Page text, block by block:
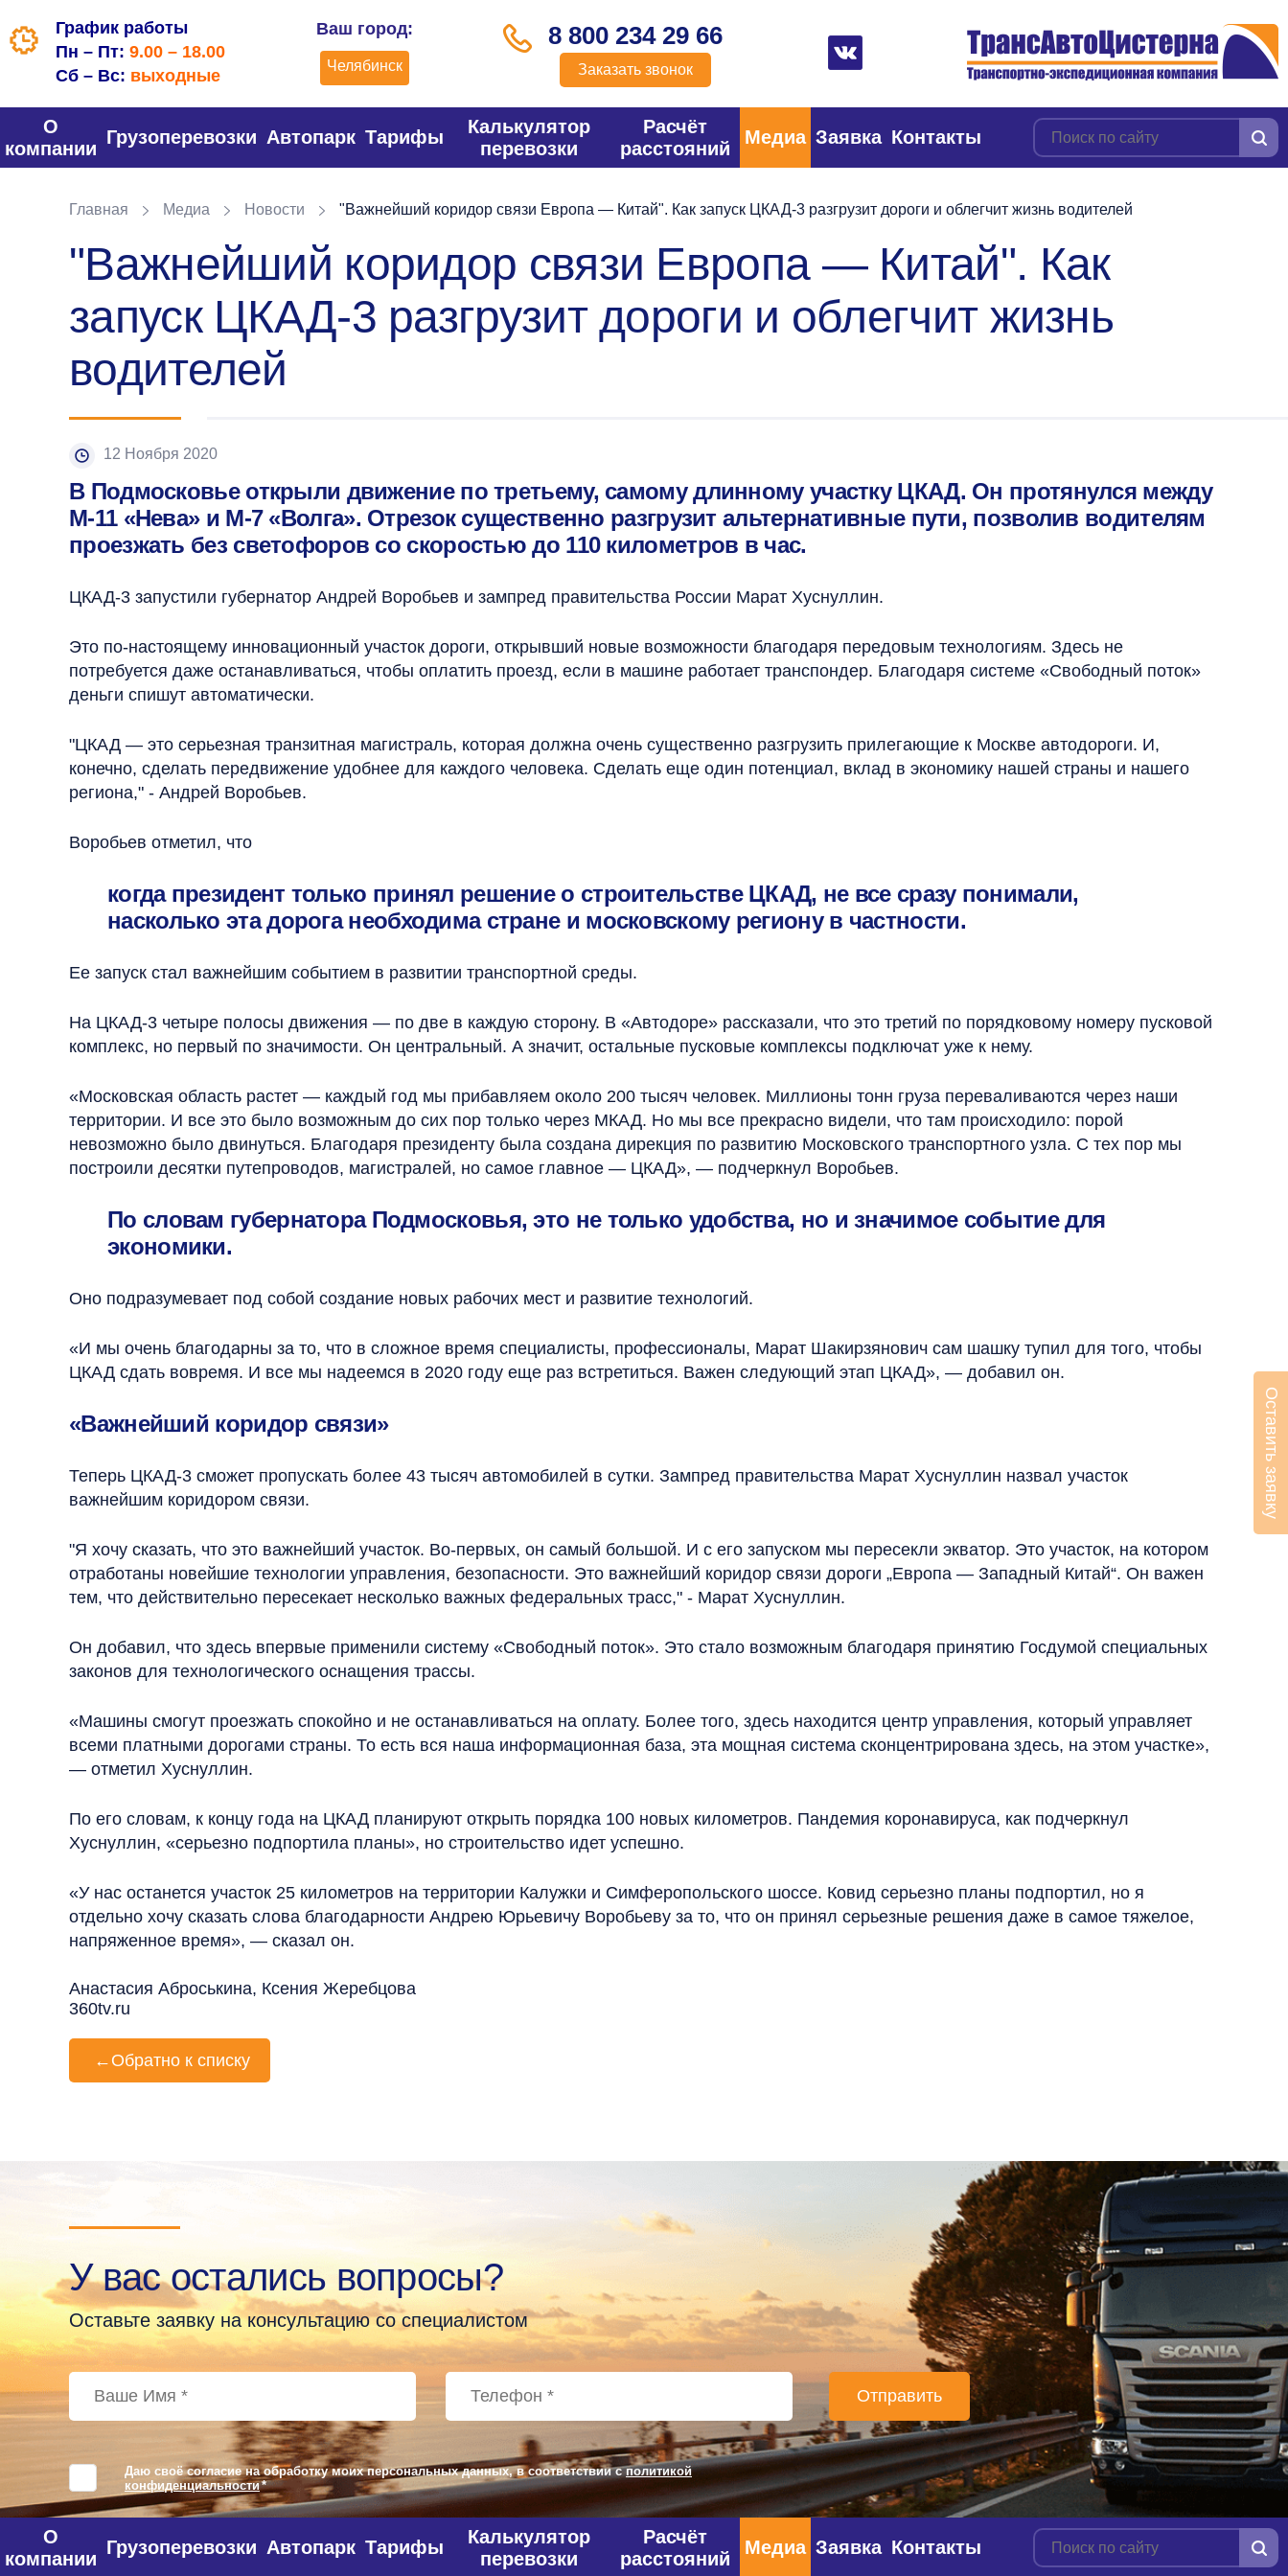
График работы
Пн – Пт: 9.00 – 18.00
Сб – Вс: выходные
Ваш город:
Челябинск
8 800 234 29 66
Заказать звонок
О
компании
Грузоперевозки Автопарк Тарифы
Калькулятор
перевозки
Расчёт
расстояний
Медиа Заявка Контакты
Главная Медиа Новости "Важнейший коридор связи Европа — Китай". Как запуск ЦКАД-3 разгрузит дороги и облегчит жизнь водителей
"Важнейший коридор связи Европа — Китай". Как
запуск ЦКАД-3 разгрузит дороги и облегчит жизнь
водителей
12 Ноября 2020
В Подмосковье открыли движение по третьему, самому длинному участку ЦКАД. Он протянулся между
М-11 «Нева» и М-7 «Волга». Отрезок существенно разгрузит альтернативные пути, позволив водителям
проезжать без светофоров со скоростью до 110 километров в час.
ЦКАД-3 запустили губернатор Андрей Воробьев и зампред правительства России Марат Хуснуллин.
Это по-настоящему инновационный участок дороги, открывший новые возможности благодаря передовым технологиям. Здесь не
потребуется даже останавливаться, чтобы оплатить проезд, если в машине работает транспондер. Благодаря системе «Свободный поток»
деньги спишут автоматически.
"ЦКАД — это серьезная транзитная магистраль, которая должна очень существенно разгрузить прилегающие к Москве автодороги. И,
конечно, сделать передвижение удобнее для каждого человека. Сделать еще один потенциал, вклад в экономику нашей страны и нашего
региона," - Андрей Воробьев.
Воробьев отметил, что
когда президент только принял решение о строительстве ЦКАД, не все сразу понимали,
насколько эта дорога необходима стране и московскому региону в частности.
Ее запуск стал важнейшим событием в развитии транспортной среды.
На ЦКАД-3 четыре полосы движения — по две в каждую сторону. В «Автодоре» рассказали, что это третий по порядковому номеру пусковой
комплекс, но первый по значимости. Он центральный. А значит, остальные пусковые комплексы подключат уже к нему.
«Московская область растет — каждый год мы прибавляем около 200 тысяч человек. Миллионы тонн груза переваливаются через наши
территории. И все это было возможным до сих пор только через МКАД. Но мы все прекрасно видели, что там происходило: порой
невозможно было двинуться. Благодаря президенту была создана дирекция по развитию Московского транспортного узла. С тех пор мы
построили десятки путепроводов, магистралей, но самое главное — ЦКАД», — подчеркнул Воробьев.
По словам губернатора Подмосковья, это не только удобства, но и значимое событие для
экономики.
Оно подразумевает под собой создание новых рабочих мест и развитие технологий.
«И мы очень благодарны за то, что в сложное время специалисты, профессионалы, Марат Шакирзянович сам шашку тупил для того, чтобы
ЦКАД сдать вовремя. И все мы надеемся в 2020 году еще раз встретиться. Важен следующий этап ЦКАД», — добавил он.
«Важнейший коридор связи»
Теперь ЦКАД-3 сможет пропускать более 43 тысяч автомобилей в сутки. Зампред правительства Марат Хуснуллин назвал участок
важнейшим коридором связи.
"Я хочу сказать, что это важнейший участок. Во-первых, он самый большой. И с его запуском мы пересекли экватор. Это участок, на котором
отработаны новейшие технологии управления, безопасности. Это важнейший коридор связи дороги „Европа — Западный Китай“. Он важен
тем, что действительно пересекает несколько важных федеральных трасс," - Марат Хуснуллин.
Он добавил, что здесь впервые применили систему «Свободный поток». Это стало возможным благодаря принятию Госдумой специальных
законов для технологического оснащения трассы.
«Машины смогут проезжать спокойно и не останавливаться на оплату. Более того, здесь находится центр управления, который управляет
всеми платными дорогами страны. То есть вся наша информационная база, эта мощная система сконцентрирована здесь, на этом участке»,
— отметил Хуснуллин.
По его словам, к концу года на ЦКАД планируют открыть порядка 100 новых километров. Пандемия коронавируса, как подчеркнул
Хуснуллин, «серьезно подпортила планы», но строительство идет успешно.
«У нас останется участок 25 километров на территории Калужки и Симферопольского шоссе. Ковид серьезно планы подпортил, но я
отдельно хочу сказать слова благодарности Андрею Юрьевичу Воробьеву за то, что он принял серьезные решения даже в самое тяжелое,
напряженное время», — сказал он.
Анастасия Аброськина, Ксения Жеребцова
360tv.ru
← Обратно к списку
У вас остались вопросы?
Оставьте заявку на консультацию со специалистом
Даю своё согласие на обработку моих персональных данных, в соответствии сполитикой
конфиденциальности*
О
компании
Грузоперевозки Автопарк Тарифы
Калькулятор
перевозки
Расчёт
расстояний
Медиа Заявка Контакты
Оставить заявку